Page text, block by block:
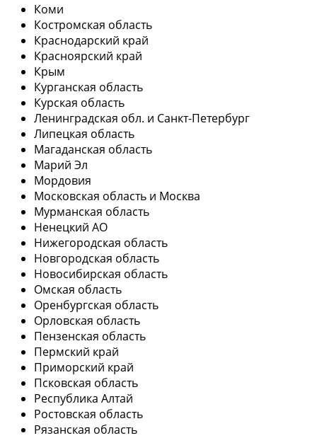
Коми
Костромская область
Краснодарский край
Красноярский край
Крым
Курганская область
Курская область
Ленинградская обл. и Санкт-Петербург
Липецкая область
Магаданская область
Марий Эл
Мордовия
Московская область и Москва
Мурманская область
Ненецкий АО
Нижегородская область
Новгородская область
Новосибирская область
Омская область
Оренбургская область
Орловская область
Пензенская область
Пермский край
Приморский край
Псковская область
Республика Алтай
Ростовская область
Рязанская область